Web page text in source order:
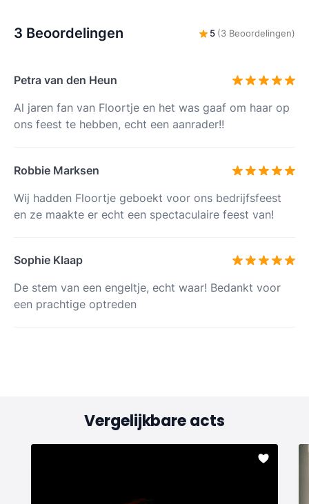
3 Beoordelingen 5 (3 Beoordelingen)
Petra van den Heun
Al jaren fan van Floortje en het was gaaf om haar op
ons feest te hebben, echt een aanrader!!
Robbie Marksen
Wij hadden Floortje geboekt voor ons bedrijfsfeest
en ze maakte er echt een spectaculaire feest van!
Sophie Klaap
De stem van een engeltje, echt waar! Bedankt voor
een prachtige optreden
Vergelijkbare acts